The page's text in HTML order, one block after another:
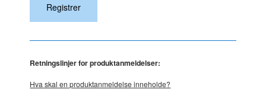
Retningslinjer for produktanmeldelser:
Hva skal en produktanmeldelse inneholde?